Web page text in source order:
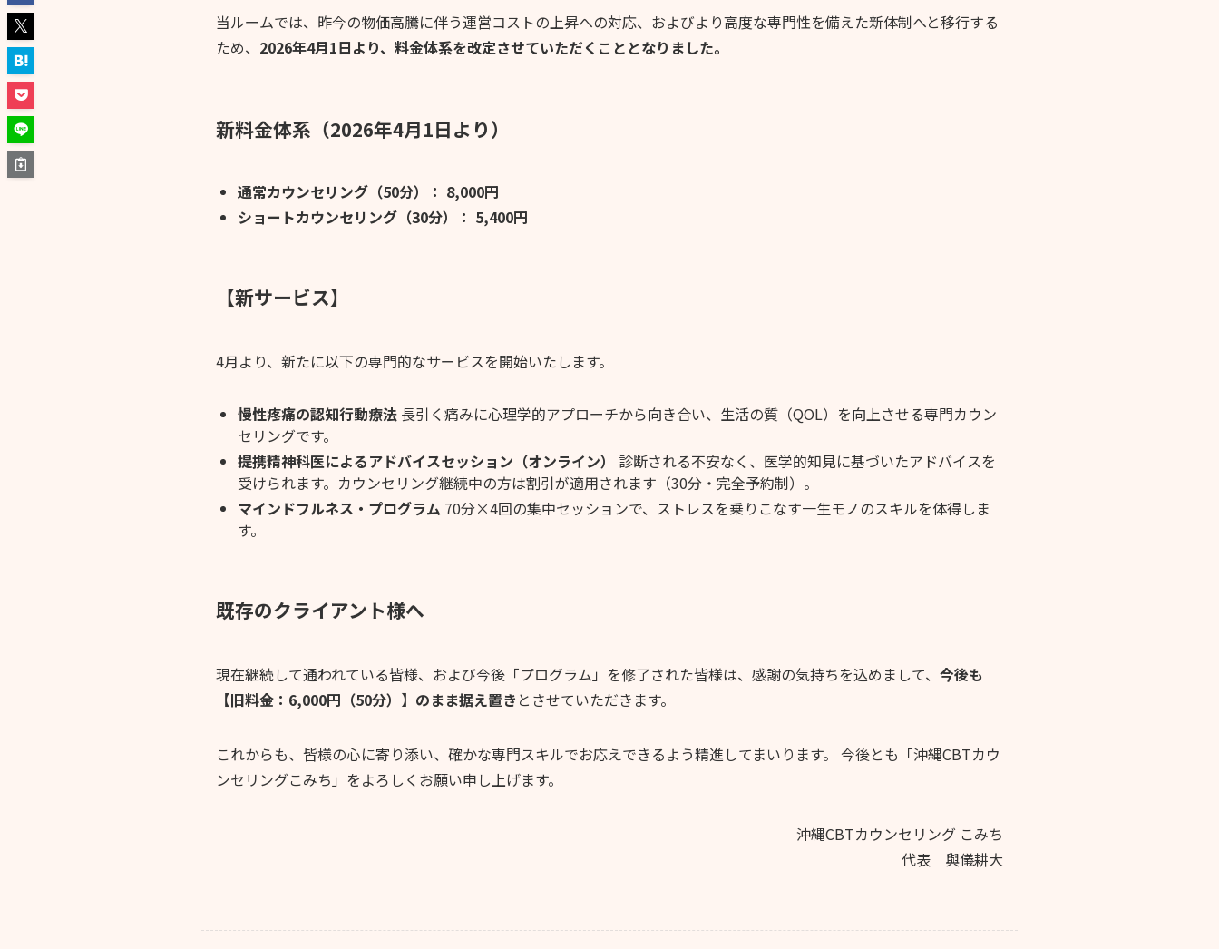
当ルームでは、昨今の物価高騰に伴う運営コストの上昇への対応、およびより高度な専門性を備えた新体制へと移行する
ため、 2026年4月1日より、料金体系を改定させていただくこととなりました。
新料金体系（2026年4月1日より）
通常カウンセリング（50分）： 8,000円
ショートカウンセリング（30分）： 5,400円
【新サービス】
4月より、新たに以下の専門的なサービスを開始いたします。
慢性疼痛の認知行動療法 長引く痛みに心理学的アプローチから向き合い、生活の質（QOL）を向上させる専門カウン
セリングです。
提携精神科医によるアドバイスセッション（オンライン）
診断される不安なく、医学的知見に基づいたアドバイスを
受けられます。カウンセリング継続中の方は割引が適用されます（30分・完全予約制）。
マインドフルネス・プログラム 70分×4回の集中セッションで、ストレスを乗りこなす一生モノのスキルを体得しま
す。
既存のクライアント様へ
現在継続して通われている皆様、および今後「プログラム」を修了された皆様は、感謝の気持ちを込めまして、 今後も
【旧料金：6,000円（50分）】のまま据え置き とさせていただきます。
これからも、皆様の心に寄り添い、確かな専門スキルでお応えできるよう精進してまいります。 今後とも「沖縄CBTカウ
ンセリングこみち」をよろしくお願い申し上げます。
沖縄CBTカウンセリング こみち
代表 與儀耕大